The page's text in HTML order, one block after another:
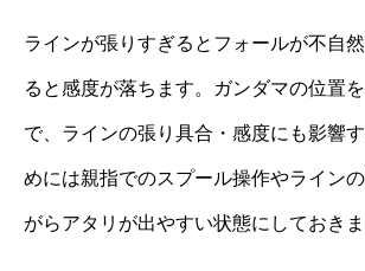
ラインが張りすぎるとフォールが不自
ると感度が落ちます。ガンダマの位置
で、ラインの張り具合・感度にも影響
めには親指でのスプール操作やライン
がらアタリが出やすい状態にしておきま